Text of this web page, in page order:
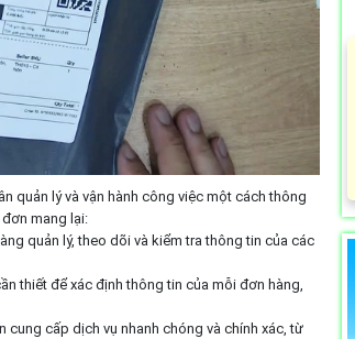
quản lý và vận hành công việc một cách thông
mang lại:
quản lý, theo dõi và kiểm tra thông tin của các
thiết để xác định thông tin của mỗi đơn hàng,
cung cấp dịch vụ nhanh chóng và chính xác, từ